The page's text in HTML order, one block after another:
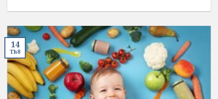
14
Th8